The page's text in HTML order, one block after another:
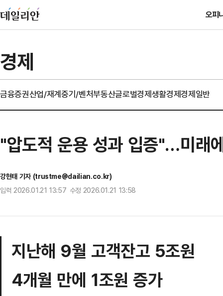
오피
경제
금융증권산업/재계중기/벤처부동산글로벌경제생활경제경제일반
"압도적 운용 성과 입증"…미래
강현태 기자 (trustme@dailian.co.kr)
입력 2026.01.21 13:57 수정 2026.01.21 13:58
지난해 9월 고객잔고 5조원
4개월 만에 1조원 증가